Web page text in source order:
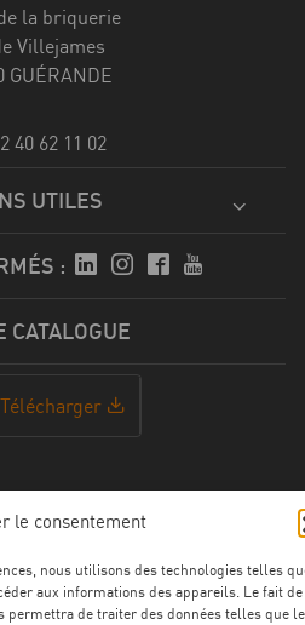
le consentement
nous utilisons des technologies telles
aux informations des appareils. Le fait de
permettra de traiter des données telles que le
la briquerie
Villejames
GUÉRANDE
40 62 11 02
UTILES
:
CATALOGUE
Télécharger